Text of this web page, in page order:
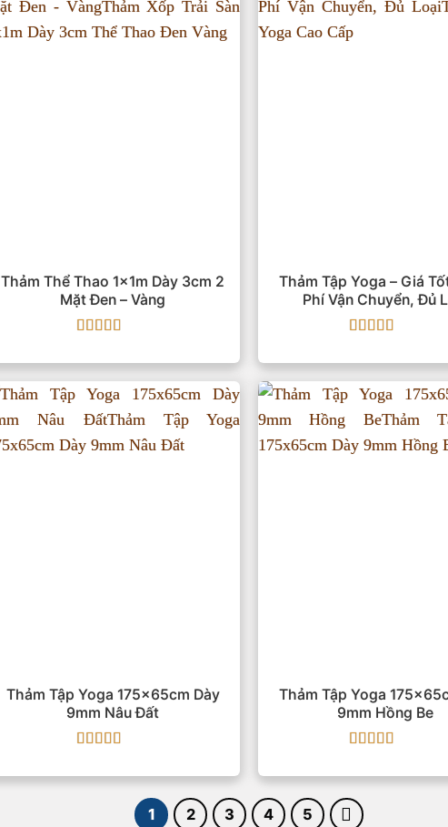
Thảm Thể Thao 1x1m Dày 3cm 2
Mặt Đen – Vàng
hạng55 sao
Thảm Tập Yoga – Giá
Phí Vận Chuyển, Đủ
hạng55 sao
Thảm Tập Yoga 175x65cm Dày
9mm Nâu Đất
hạng55 sao
Thảm Tập Yoga
9mm Hồng Be
hạng55 sao
1 2 3 4 5